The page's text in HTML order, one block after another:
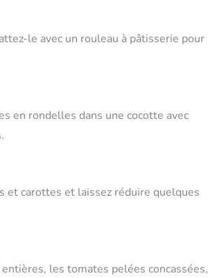
le avec un rouleau à pâtisserie pour
en rondelles dans une cocotte avec
et carottes et laissez réduire quelques
les tomates pelées concassées,